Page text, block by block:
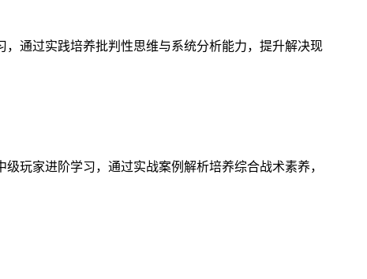
通过实践培养批判性思维与系统分析能力，提升解决现
玩家进阶学习，通过实战案例解析培养综合战术素养，